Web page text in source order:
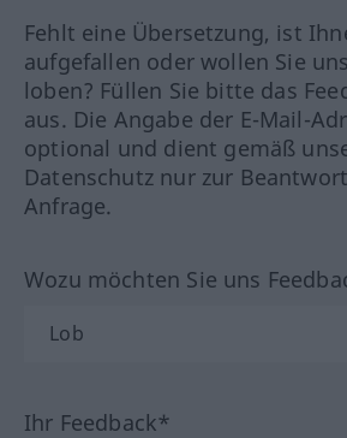
Fehlt eine Übersetzung, ist
aufgefallen oder wollen Sie
loben? Füllen Sie bitte das
aus. Die Angabe der E-Mail-
optional und dient gemäß
Datenschutz nur zur
Anfrage.
Wozu möchten Sie uns
Ihr Feedback*